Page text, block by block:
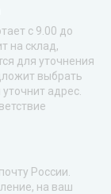
с 9.00 до
на склад,
для уточнения
выбрать
адрес.
России.
на ваш